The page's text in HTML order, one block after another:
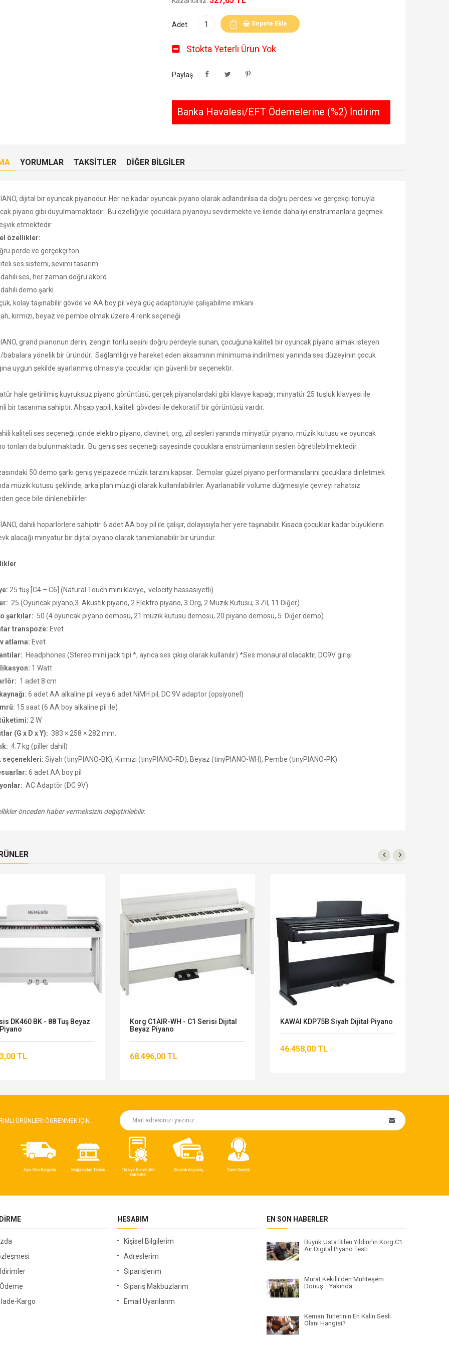
Adet Sepete Ekle
Stokta Yeterli Ürün Yok
Paylaş
Banka Havalesi/EFT Ödemelerine (%2) İndirim
YORUMLAR TAKSITLER DIĞER BILGILER
dijital bir oyuncak piyanodur. Her ne kadar oyuncak piyano olarak adlandırılsa da doğru perdesi ve gerçekçi tonuyla
piyano gibi duyulmamaktadır. Bu özelliğiyle çocuklara piyanoyu sevdirmekte ve ileride daha iyi enstrümanlara geçmek
etmektedir.
özellikler:
perde ve gerçekçi ton
ses sistemi, sevimi tasarım
ses, her zaman doğru akord
demo şarkı
kolay taşınabilir gövde ve AA boy pil veya güç adaptörüyle çalışabilme imkanı
kırmızı, beyaz ve pembe olmak üzere 4 renk seçeneği
grand pianonun derin, zengin tonlu sesini doğru perdeyle sunan, çocuğuna kaliteli bir oyuncak piyano almak isteyen
babalara yönelik bir üründür. Sağlamlığı ve hareket eden aksamının minimuma indirilmesi yanında ses düzeyinin çocuk
uygun şekilde ayarlanmış olmasıyla çocuklar için güvenli bir seçenektir.
hale getirilmiş kuyruksuz piyano görüntüsü, gerçek piyanolardaki gibi klavye kapağı, minyatür 25 tuşluk klavyesi ile
bir tasarıma sahiptir. Ahşap yapılı, kaliteli gövdesi ile dekoratif bir görüntüsü vardır.
kaliteli ses seçeneği içinde elektro piyano, clavinet, org, zil sesleri yanında minyatür piyano, müzik kutusu ve oyuncak
tonları da bulunmaktadır. Bu geniş ses seçeneği sayesinde çocuklara enstrümanların sesleri öğretilebilmektedir.
50 demo şarkı geniş yelpazede müzik tarzını kapsar. Demolar güzel piyano performanslarını çocuklara dinletmek
müzik kutusu şeklinde, arka plan müziği olarak kullanılabilirler. Ayarlanabilir volume düğmesiyle çevreyi rahatsız
gece bile dinlenebilirler.
dahili hoparlörlere sahiptir. 6 adet AA boy pil ile çalışır, dolayısıyla her yere taşınabilir. Kısaca çocuklar kadar büyüklerin
alacağı minyatür bir dijital piyano olarak tanımlanabilir bir üründür.
25 tuş [C4 – C6] (Natural Touch mini klavye, velocity hassasiyetli)
25 (Oyuncak piyano,3 Akustik piyano, 2 Elektro piyano, 3 Org, 2 Müzik Kutusu, 3 Zil, 11 Diğer)
şarkılar: 50 (4 oyuncak piyano demosu, 21 müzik kutusu demosu, 20 piyano demosu, 5 Diğer demo)
transpoze: Evet
atlama: Evet
Headphones (Stereo mini jack tipi *, ayrıca ses çıkışı olarak kullanılır) *Ses monaural olacaktır, DC9V girişi
1 Watt
1 adet 8 cm
6 adet AA alkaline pil veya 6 adet NiMH pil, DC 9V adaptor (opsiyonel)
15 saat (6 AA boy alkaline pil ile)
2 W
(G x D x Y): 383 × 258 × 282 mm.
4.7 kg (piller dahil)
seçenekleri: Siyah (tinyPIANO-BK), Kırmızı (tinyPIANO-RD), Beyaz (tinyPIANO-WH), Pembe (tinyPIANO-PK)
6 adet AA boy pil
AC Adaptör (DC 9V)
önceden haber vermeksizin değiştirilebilir.
DK460 BK - 88 Tuş Beyaz
TL
Korg C1AIR-WH - C1 Serisi Dijital
Beyaz Piyano
68.496,00 TL
KAWAI KDP75B Siyah Dijital Piyano
46.458,00 TL
ÜRÜNLERI ÖGRENMEK IÇIN.
Kargo
HESABIM
Kişisel Bilgilerim
Adreslerim
Siparişlerim
Sipariş Makbuzlarım
Email Uyarılarım
EN SON HABERLER
Büyük Usta Bilen Yıldırır'ın Korg C1
Air Digital Piyano Testi
Murat Kekilli'den Muhteşem
Dönüş... Yakında...
Keman Türlerinin En Kalın Sesli
Olanı Hangisi?